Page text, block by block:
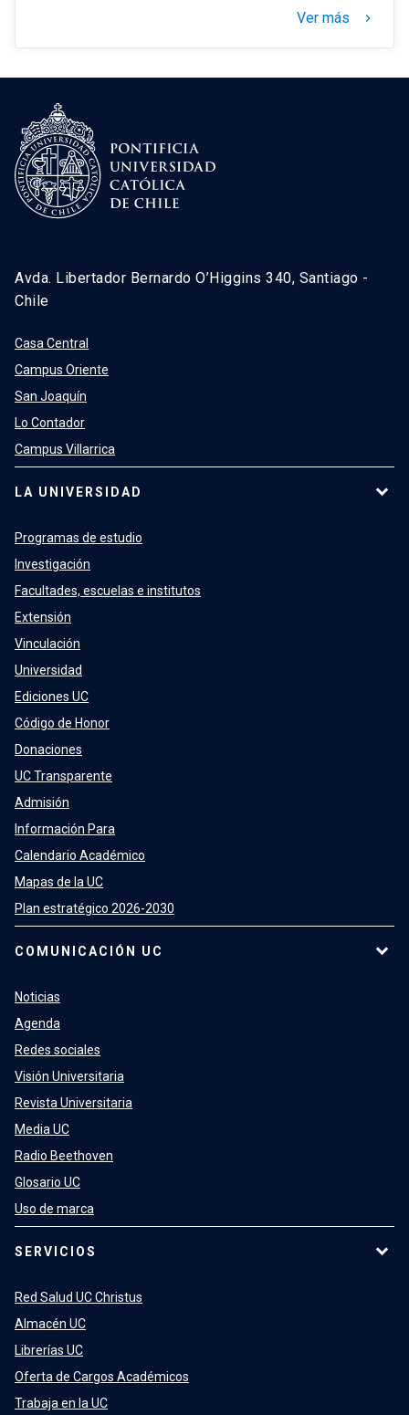
Ver más keyboard_arrow_right
Avda. Libertador Bernardo O’Higgins 340, Santiago -
Chile
Casa Central
Campus Oriente
San Joaquín
Lo Contador
Campus Villarrica
LA UNIVERSIDAD
Programas de estudio
Investigación
Facultades, escuelas e institutos
Extensión
Vinculación
Universidad
Ediciones UC
Código de Honor
Donaciones
UC Transparente
Admisión
Información Para
Calendario Académico
Mapas de la UC
Plan estratégico 2026-2030
COMUNICACIÓN UC
Noticias
Agenda
Redes sociales
Visión Universitaria
Revista Universitaria
Media UC
Radio Beethoven
Glosario UC
Uso de marca
SERVICIOS
Red Salud UC Christus
Almacén UC
Librerías UC
Oferta de Cargos Académicos
Trabaja en la UC